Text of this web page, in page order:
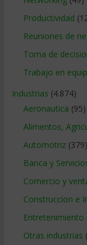
Productividad
Reuniones de
Toma de
Trabajo en
Industrias (4.874)
Aeronautica (95)
Alimentos,
Automotriz(379)
Banca y
Comercio y
Construccion e
Entretenimiento
Otras industrias